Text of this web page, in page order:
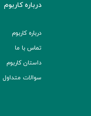
درباره کاربوم
درباره کاربوم
تماس با ما
داستان کاربوم
سوالات متداول